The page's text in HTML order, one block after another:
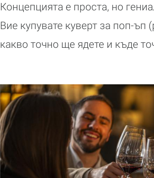
Концепцията е проста, но
Вие купувате куверт за поп-
какво точно ще ядете и къде